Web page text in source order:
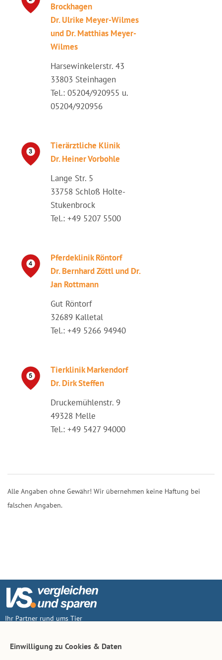
Brockhagen
Dr. Ulrike Meyer-Wilmes
und Dr. Matthias Meyer-
Wilmes
Harsewinkelerstr. 43
33803 Steinhagen
Tel.: 05204/920955 u.
05204/920956
Tierärztliche Klinik
Dr. Heiner Vorbohle
Lange Str. 5
33758 Schloß Holte-
Stukenbrock
Tel.: +49 5207 5500
Pferdeklinik Röntorf
Dr. Bernhard Zöttl und Dr.
Jan Rottmann
Gut Röntorf
32689 Kalletal
Tel.: +49 5266 94940
Tierklinik Markendorf
Dr. Dirk Steffen
Druckemühlenstr. 9
49328 Melle
Tel.: +49 5427 94000
Alle Angaben ohne Gewähr! Wir übernehmen keine Haftung bei
falschen Angaben.
Ihr Partner rund ums Tier
Einwilligung zu Cookies & Daten